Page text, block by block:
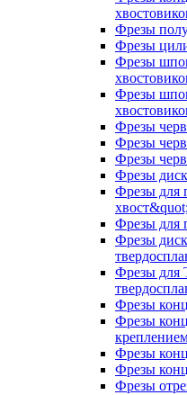
Фрезы
Фрезы
Фрезы
Фрезы
Фрезы
Фрезы
Фрезы
Фрезы
Фрезы для
хвост&quot;
Фрезы для
Фрезы
Фрезы для
Фрезы
Фрезы
Фрезы
Фрезы
Фрезы